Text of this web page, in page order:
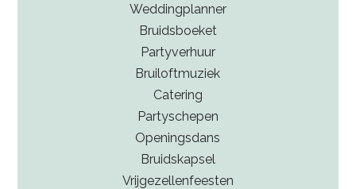
Weddingplanner
Bruidsboeket
Partyverhuur
Bruiloftmuziek
Catering
Partyschepen
Openingsdans
Bruidskapsel
Vrijgezellenfeesten